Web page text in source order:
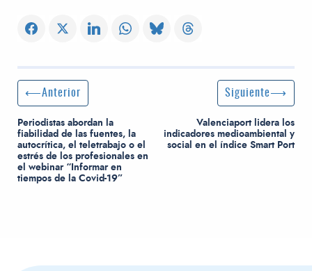
Navegación de entradas
Entrada anterior:
Anterior
Periodistas abordan la
fiabilidad de las fuentes, la
autocrítica, el teletrabajo o el
estrés de los profesionales en
el webinar “Informar en
tiempos de la Covid-19”
Siguiente entrada
Siguiente
Valenciaport lidera los
indicadores medioambiental y
social en el índice Smart Port